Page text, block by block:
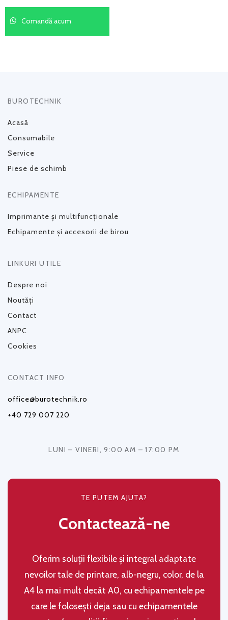
Comandă acum
BUROTECHNIK
Acasă
Consumabile
Service
Piese de schimb
ECHIPAMENTE
Imprimante și multifuncționale
Echipamente și accesorii de birou
LINKURI UTILE
Despre noi
Noutăți
Contact
ANPC
Cookies
CONTACT INFO
office@burotechnik.ro
+40 729 007 220
LUNI – VINERI, 9:00 AM – 17:00 PM
TE PUTEM AJUTA?
Contactează-ne
Oferim soluţii flexibile şi integral adaptate
nevoilor tale de printare, alb-negru, color, de la
A4 la mai mult decât A0, cu echipamentele pe
care le folosești deja sau cu echipamentele